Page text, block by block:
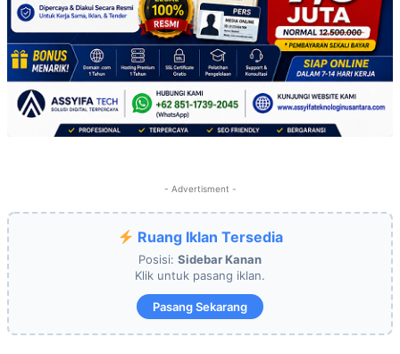
- Advertisment -
Ruang Iklan Tersedia
Posisi: Sidebar Kanan
Klik untuk pasang iklan.
Pasang Sekarang